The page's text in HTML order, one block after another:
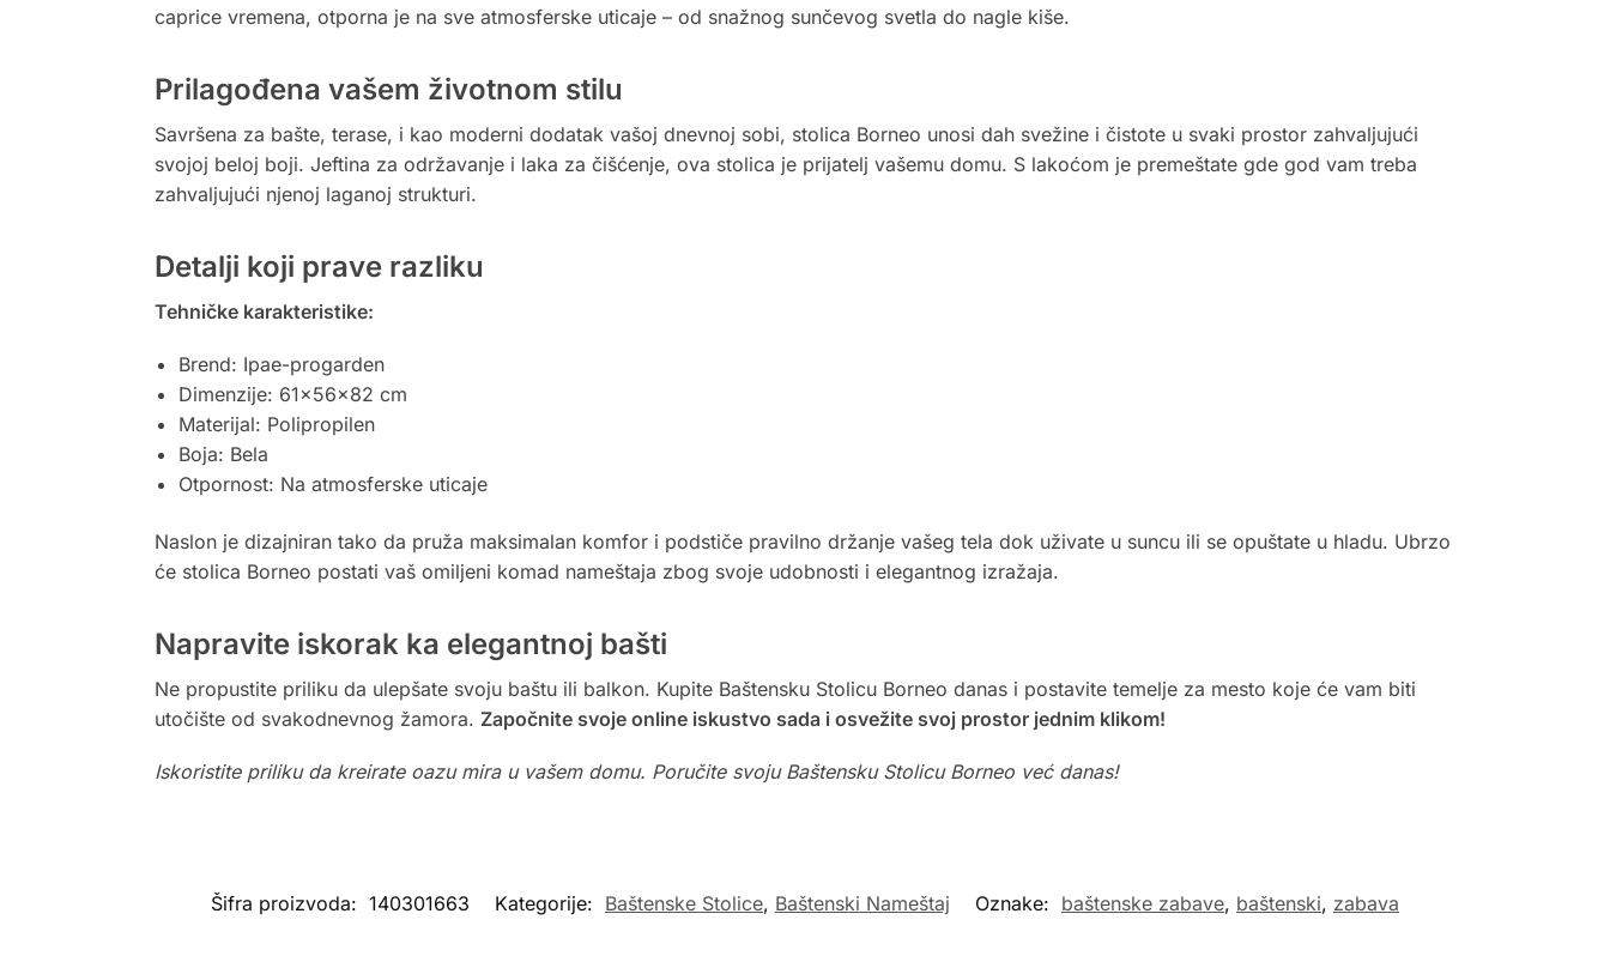
caprice vremena, otporna je na sve atmosferske uticaje – od snažnog sunčevog svetla do nagle kiše.
Prilagođena vašem životnom stilu
Savršena za bašte, terase, i kao moderni dodatak vašoj dnevnoj sobi, stolica Borneo unosi dah svežine i čistote u svaki prostor zahvaljujući
svojoj beloj boji. Jeftina za održavanje i laka za čišćenje, ova stolica je prijatelj vašemu domu. S lakoćom je premeštate gde god vam treba
zahvaljujući njenoj laganoj strukturi.
Detalji koji prave razliku
Tehničke karakteristike:
Brend: Ipae-progarden
Dimenzije: 61x56x82 cm
Materijal: Polipropilen
Boja: Bela
Otpornost: Na atmosferske uticaje
Naslon je dizajniran tako da pruža maksimalan komfor i podstiče pravilno držanje vašeg tela dok uživate u suncu ili se opuštate u hladu. Ubrzo
će stolica Borneo postati vaš omiljeni komad nameštaja zbog svoje udobnosti i elegantnog izražaja.
Napravite iskorak ka elegantnoj bašti
Ne propustite priliku da ulepšate svoju baštu ili balkon. Kupite Baštensku Stolicu Borneo danas i postavite temelje za mesto koje će vam biti
utočište od svakodnevnog žamora. Započnite svoje online iskustvo sada i osvežite svoj prostor jednim klikom!
Iskoristite priliku da kreirate oazu mira u vašem domu. Poručite svoju Baštensku Stolicu Borneo već danas!
Šifra proizvoda: 140301663 Kategorije: Baštenske Stolice, Baštenski Nameštaj Oznake: baštenske zabave, baštenski, zabava